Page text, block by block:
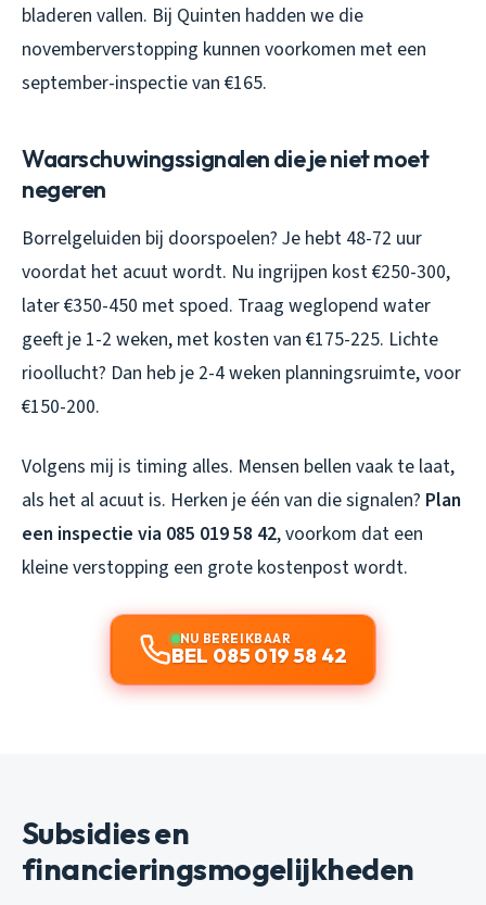
bladeren vallen. Bij Quinten hadden we die
novemberverstopping kunnen voorkomen met een
september-inspectie van €165.
Waarschuwingssignalen die je niet moet
negeren
Borrelgeluiden bij doorspoelen? Je hebt 48-72 uur
voordat het acuut wordt. Nu ingrijpen kost €250-300,
later €350-450 met spoed. Traag weglopend water
geeft je 1-2 weken, met kosten van €175-225. Lichte
rioollucht? Dan heb je 2-4 weken planningsruimte, voor
€150-200.
Volgens mij is timing alles. Mensen bellen vaak te laat,
als het al acuut is. Herken je één van die signalen? Plan
een inspectie via 085 019 58 42, voorkom dat een
kleine verstopping een grote kostenpost wordt.
NU BEREIKBAAR
BEL 085 019 58 42
Subsidies en
financieringsmogelijkheden